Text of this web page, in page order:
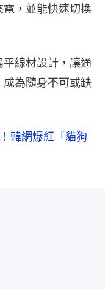
，並能快速切換
線材設計，讓通
為隨身不可或缺
韓網爆紅「貓狗